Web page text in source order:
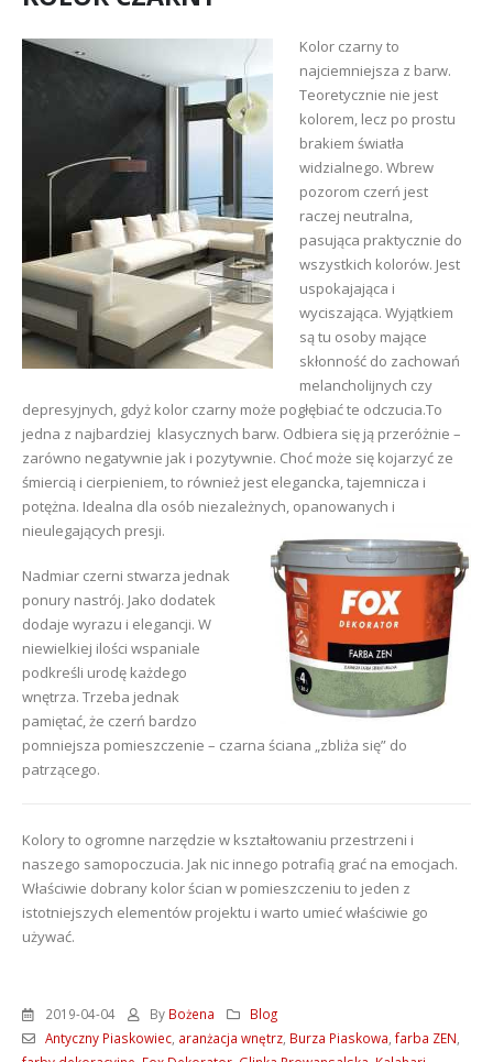
Kolor czarny to
najciemniejsza z barw.
Teoretycznie nie jest
kolorem, lecz po prostu
brakiem światła
widzialnego. Wbrew
pozorom czerń jest
raczej neutralna,
pasująca praktycznie do
wszystkich kolorów. Jest
uspokajająca i
wyciszająca. Wyjątkiem
są tu osoby mające
skłonność do zachowań
melancholijnych czy
depresyjnych, gdyż kolor czarny może pogłębiać te odczucia.To
jedna z najbardziej klasycznych barw. Odbiera się ją przeróżnie –
zarówno negatywnie jak i pozytywnie. Choć może się kojarzyć ze
śmiercią i cierpieniem, to również jest elegancka, tajemnicza i
potężna. Idealna dla osób niezależnych, opanowanych i
nieulegających presji.
Nadmiar czerni stwarza jednak
ponury nastrój. Jako dodatek
dodaje wyrazu i elegancji. W
niewielkiej ilości wspaniale
podkreśli urodę każdego
wnętrza. Trzeba jednak
pamiętać, że czerń bardzo
pomniejsza pomieszczenie – czarna ściana „zbliża się” do
patrzącego.
Kolory to ogromne narzędzie w kształtowaniu przestrzeni i
naszego samopoczucia. Jak nic innego potrafią grać na emocjach.
Właściwie dobrany kolor ścian w pomieszczeniu to jeden z
istotniejszych elementów projektu i warto umieć właściwie go
używać.
2019-04-04 By Bożena
Blog
Antyczny Piaskowiec, aranżacja wnętrz, Burza Piaskowa, farba ZEN,